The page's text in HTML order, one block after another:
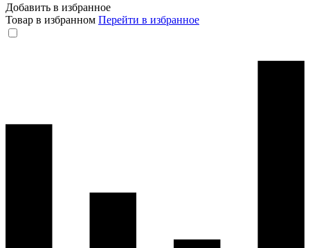
Добавить в избранное
Товар в избранном Перейти в избранное